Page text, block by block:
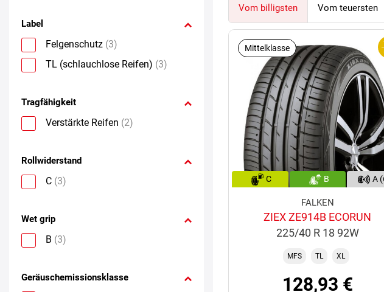
Label
Felgenschutz (3)
TL (schlauchlose Reifen) (3)
Tragfähigkeit
Verstärkte Reifen (2)
Rollwiderstand
C (3)
Wet grip
B (3)
Geräuschemissionsklasse
Vom billigsten Vom teuersten
Mittelklasse
C B A
FALKEN
ZIEX ZE914B ECORUN
225/40 R 18 92W
MFS TL XL
128,93 €